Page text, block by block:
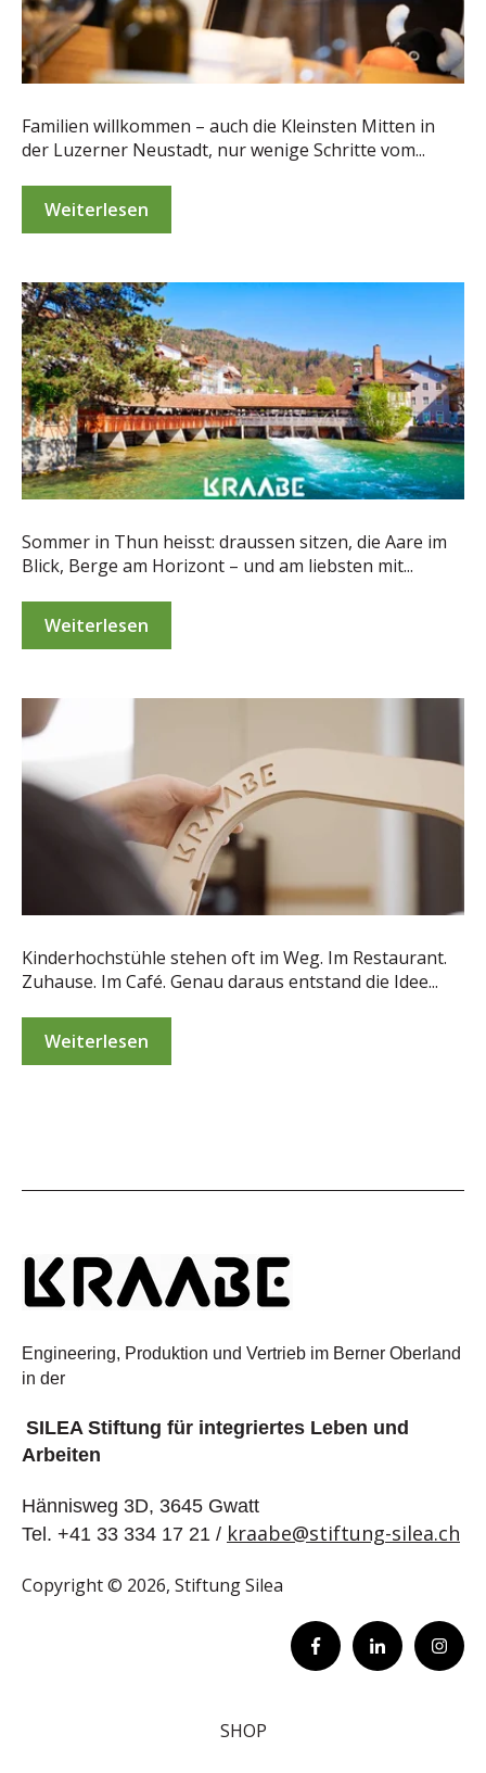
Familien willkommen – auch die Kleinsten Mitten in
der Luzerner Neustadt, nur wenige Schritte vom...
Weiterlesen
Sommer in Thun heisst: draussen sitzen, die Aare im
Blick, Berge am Horizont – und am liebsten mit...
Weiterlesen
Kinderhochstühle stehen oft im Weg. Im Restaurant.
Zuhause. Im Café. Genau daraus entstand die Idee...
Weiterlesen
Engineering, Produktion und Vertrieb im Berner Oberland
in der
SILEA Stiftung für integriertes Leben und
Arbeiten
Hännisweg 3D, 3645 Gwatt
Tel. +41 33 334 17 21 / kraabe@stiftung-silea.ch
Copyright © 2026, Stiftung Silea
SHOP